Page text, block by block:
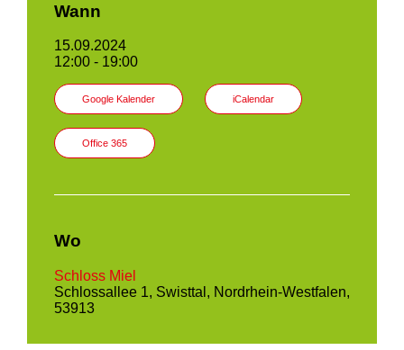
Wann
15.09.2024
12:00 - 19:00
Google Kalender iCalendar
Office 365
Wo
Schloss Miel
Schlossallee 1, Swisttal, Nordrhein-Westfalen,
53913